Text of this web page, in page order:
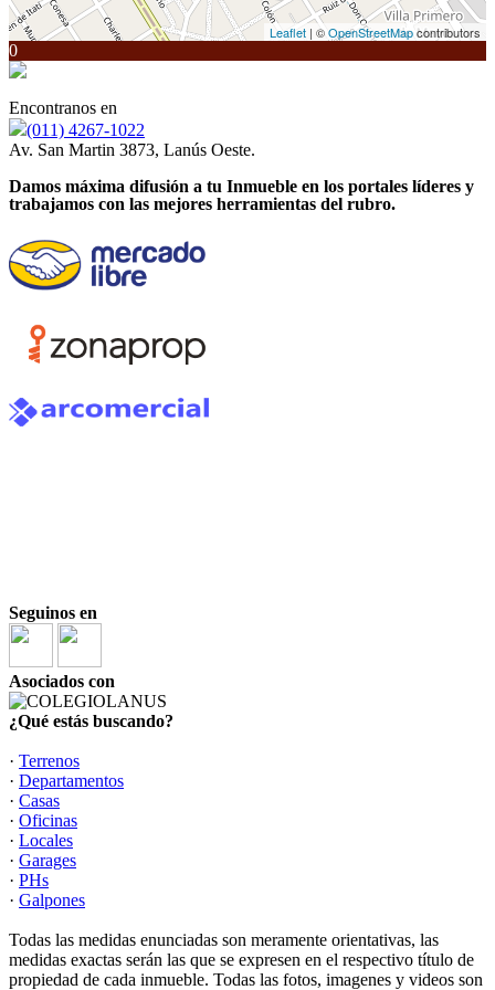
Leaflet | ©OpenStreetMapcontributors
0
Encontranos en
(011) 4267-1022
Av. San Martin 3873, Lanús Oeste.
Damos máxima difusión a tu Inmueble en los portales líderes y
trabajamos con las mejores herramientas del rubro.
Seguinos en
Asociados con
¿Qué estás buscando?
· Terrenos
· Departamentos
· Casas
· Oficinas
· Locales
· Garages
· PHs
· Galpones
Todas las medidas enunciadas son meramente orientativas, las
medidas exactas serán las que se expresen en el respectivo título de
propiedad de cada inmueble. Todas las fotos, imagenes y videos son